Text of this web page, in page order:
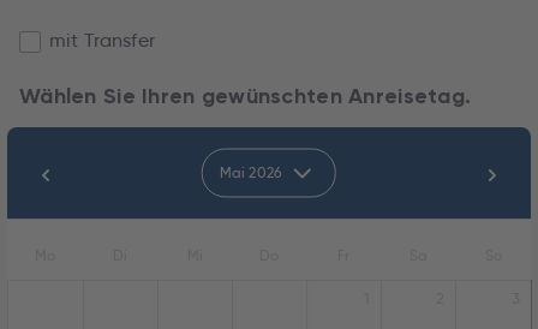
mit Transfer
Wählen Sie Ihren gewünschten Anreisetag.
Mai 2026